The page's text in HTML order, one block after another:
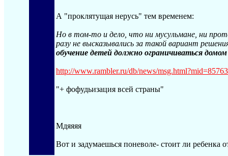
А "проклятущая нерусь" тем временем:
Но в том-то и дело, что ни мусульмане, ни
разу не высказывались за такой вариант
обучение детей должно ограничиваться
http://www.rambler.ru/db/news/msg.h
"+ фофудьизация всей страны"
Мдяяяя
Вот и задумаешься поневоле- стоит ли